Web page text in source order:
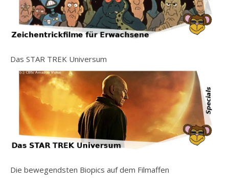
Das STAR TREK Universum
Die bewegendsten Biopics auf dem Filmaffen